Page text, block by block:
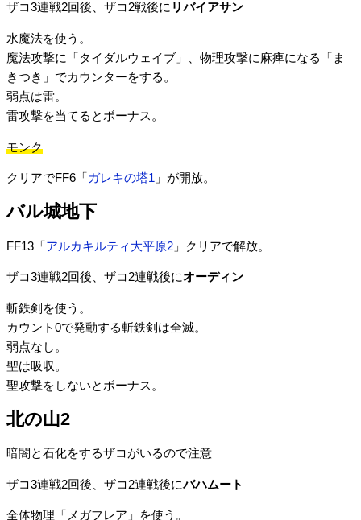
ザコ3連戦2回後、ザコ2戦後に リバイアサン
水魔法を使う。
魔法攻撃に「タイダルウェイブ」、物理攻撃に麻痺になる「ま
きつき」でカウンターをする。
弱点は雷。
雷攻撃を当てるとボーナス。
モンク
クリアでFF6「 ガレキの塔1 」が開放。
バル城地下
FF13「アルカキルティ大平原2 」クリアで解放。
ザコ3連戦2回後、ザコ2連戦後にオーディン
斬鉄剣を使う。
カウント0で発動する斬鉄剣は全滅。
弱点なし。
聖は吸収。
聖攻撃をしないとボーナス。
北の山2
暗闇と石化をするザコがいるので注意
ザコ3連戦2回後、ザコ2連戦後にバハムート
全体物理「メガフレア」を使う。